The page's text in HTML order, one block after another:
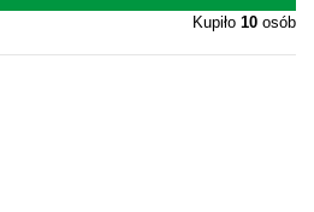
Kupiło 10 osób